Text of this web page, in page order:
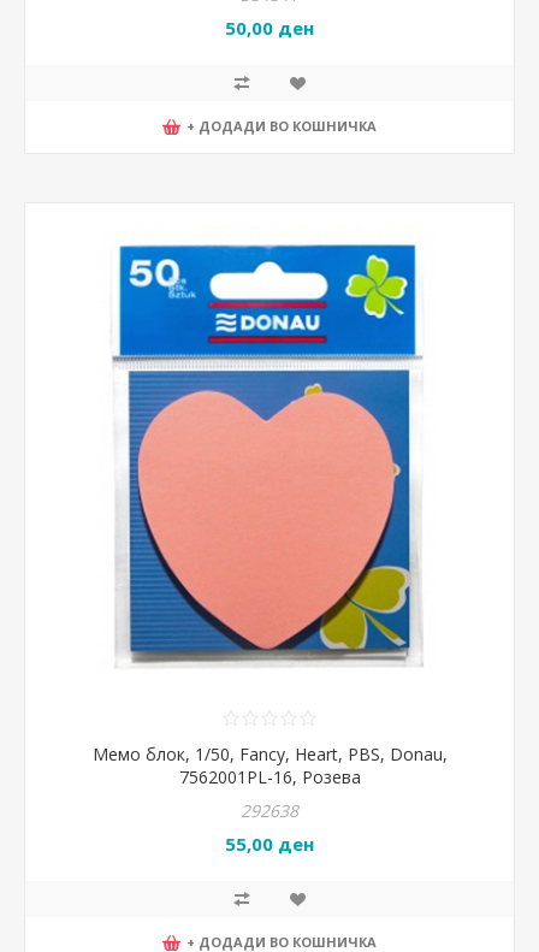
50,00 ден
+ ДОДАДИ ВО КОШНИЧКА
Мемо блок, 1/50, Fancy, Heart, PBS, Donau,
7562001PL-16, Розева
292638
55,00 ден
+ ДОДАДИ ВО КОШНИЧКА